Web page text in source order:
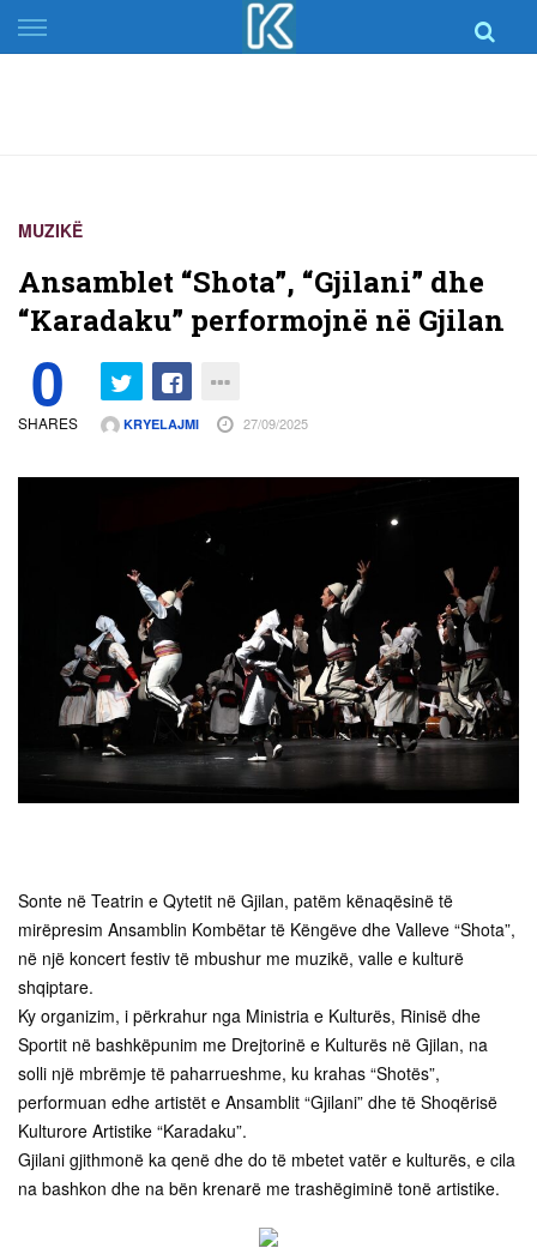
Skip
to
MUZIKË
Ansamblet “Shota”, “Gjilani” dhe
“Karadaku” performojnë në Gjilan
0
SHARES KRYELAJMI 27/09/2025
Sonte në Teatrin e Qytetit në Gjilan, patëm kënaqësinë të
mirëpresim Ansamblin Kombëtar të Këngëve dhe Valleve “Shota”,
në një koncert festiv të mbushur me muzikë, valle e kulturë
shqiptare.
Ky organizim, i përkrahur nga Ministria e Kulturës, Rinisë dhe
Sportit në bashkëpunim me Drejtorinë e Kulturës në Gjilan, na
solli një mbrëmje të paharrueshme, ku krahas “Shotës”,
performuan edhe artistët e Ansamblit “Gjilani” dhe të Shoqërisë
Kulturore Artistike “Karadaku”.
Gjilani gjithmonë ka qenë dhe do të mbetet vatër e kulturës, e cila
na bashkon dhe na bën krenarë me trashëgiminë tonë artistike.